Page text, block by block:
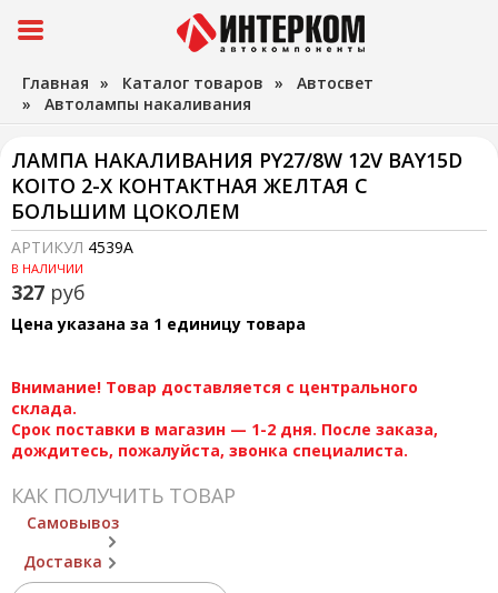
Главная » Каталог товаров » Автосвет
» Автолампы накаливания
ЛАМПА НАКАЛИВАНИЯ PY27/8W 12V BAY15D
KOITO 2-Х КОНТАКТНАЯ ЖЕЛТАЯ С
БОЛЬШИМ ЦОКОЛЕМ
АРТИКУЛ 4539A
В НАЛИЧИИ
327 руб
Цена указана за 1 единицу товара
Внимание! Товар доставляется с центрального
склада.
Срок поставки в магазин — 1-2 дня. После заказа,
дождитесь, пожалуйста, звонка специалиста.
КАК ПОЛУЧИТЬ ТОВАР
Самовывоз
Доставка